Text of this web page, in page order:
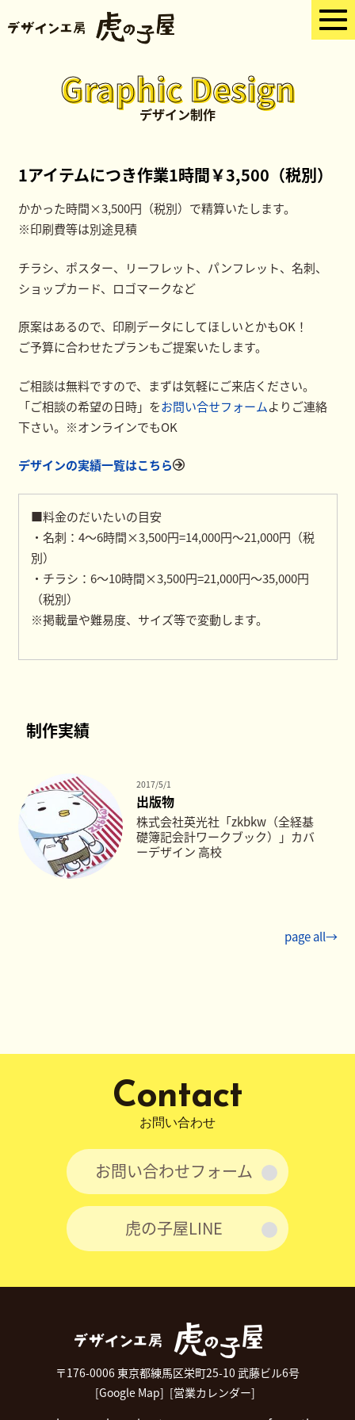
Graphic Design
デザイン制作
1アイテムにつき作業1時間￥3,500 （税別）
かかった時間×3,500円（税別）で精算いたします。
※印刷費等は別途見積
チラシ、ポスター、リーフレット、パンフレット、名刺、
ショップカード、ロゴマークなど
原案はあるので、印刷データにしてほしいとかもOK！
ご予算に合わせたプランもご提案いたします。
ご相談は無料ですので、まずは気軽にご来店ください。
「ご相談の希望の日時」をお問い合せフォームよりご連絡
下さい。※オンラインでもOK
デザインの実績一覧はこちら
■料金のだいたいの目安
・名刺：4～6時間×3,500円=14,000円～21,000円（税
別）
・チラシ：6～10時間×3,500円=21,000円～35,000円
（税別）
※掲載量や難易度、サイズ等で変動します。
制作実績
2017/5/1
出版物
株式会社英光社「zkbkw（全経基
礎簿記会計ワークブック）」カバ
ーデザイン 高校
page all→
Contact
お問い合わせ
お問い合わせフォーム
虎の子屋LINE
〒176-0006 東京都練馬区栄町25-10 武藤ビル6号
[Google Map] [営業カレンダー]